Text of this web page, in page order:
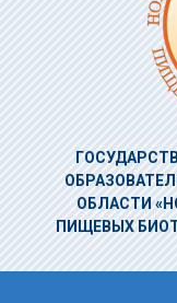
ОБЛАСТИ
ПИЩЕВЫХ